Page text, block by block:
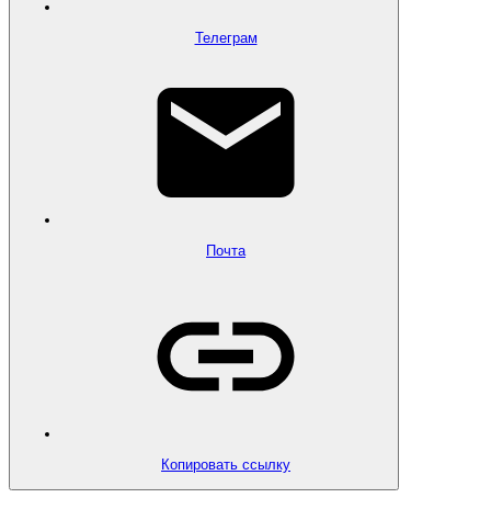
Телеграм
Почта
Копировать ссылку